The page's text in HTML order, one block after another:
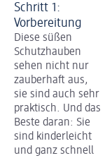
Schritt 1:
Vorbereitung
Diese süßen
Schutzhauben
sehen nicht nur
zauberhaft aus,
sie sind auch sehr
praktisch. Und das
Beste daran: Sie
sind kinderleicht
und ganz schnell